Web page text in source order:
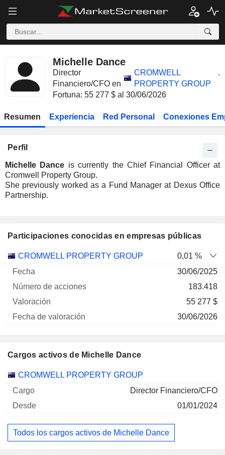
Michelle Dance
Director
Financiero/CFO en
CROMWELL
PROPERTY GROUP
.
Fortuna: 55 277 $ al 30/06/2026
Resumen Experiencia Red Personal Conexiones
Perfil
Michelle Dance is currently the Chief Financial Officer at
Cromwell Property Group.
She previously worked as a Fund Manager at Dexus Office
Partnership.
Participaciones conocidas en empresas públicas
Empresa
Número
valoración
CROMWELL PROPERTY GROUP
0,01 %
30/06/2025
183.418
55 277 $
30/06/2026
Cargos activos de Michelle Dance
Empresas Cargo Inicio
CROMWELL PROPERTY GROUP
Director Financiero/CFO
01/01/2024
Todos los cargos activos de Michelle Dance